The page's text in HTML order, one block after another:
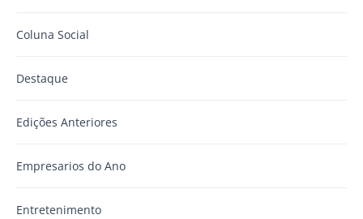
Coluna Social
Destaque
Edições Anteriores
Empresarios do Ano
Entretenimento